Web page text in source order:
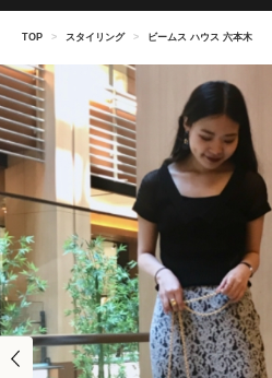
TOP > スタイリング > ビームス ハウス 六本木